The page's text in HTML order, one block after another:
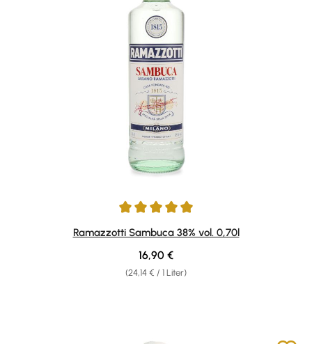
Durchschnittliche Bewertung von 4.89 von 5 Sternen
Ramazzotti Sambuca 38% vol. 0,70l
(24,14 € / 1 Liter)
Regulärer Preis:
16,90 €